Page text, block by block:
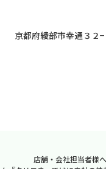
京都府綾部市幸通３２
店舗・会社担当者様へ